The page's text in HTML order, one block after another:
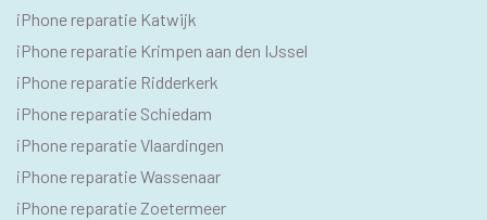
iPhone reparatie Katwijk
iPhone reparatie Krimpen aan den IJssel
iPhone reparatie Ridderkerk
iPhone reparatie Schiedam
iPhone reparatie Vlaardingen
iPhone reparatie Wassenaar
iPhone reparatie Zoetermeer